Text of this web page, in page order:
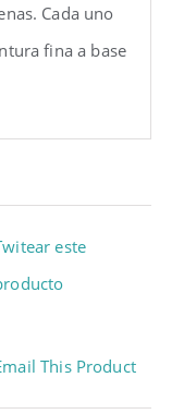
Cada uno
fina a base
este
This Product